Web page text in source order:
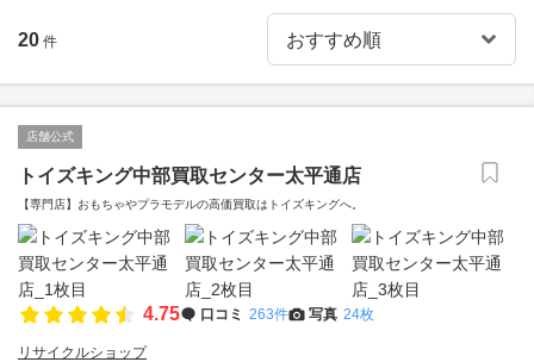
20 件
店舗公式
トイズキング中部買取センター太平通店
【専門店】おもちゃやプラモデルの高価買取はトイズキングへ。‎
4.75 口コミ 263件 写真 24枚
リサイクルショップ